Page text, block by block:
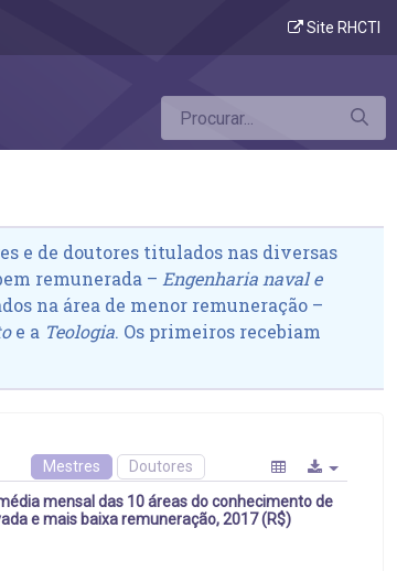
Site RHCTI
e de doutores titulados nas diversas
remunerada – Engenharia naval e
na área de menor remuneração –
e a Teologia. Os primeiros recebiam
Mestres Doutores
mensal das 10 áreas do conhecimento de
e mais baixa remuneração, 2017 (R$)